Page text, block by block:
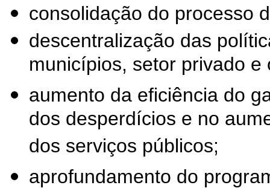
consolidação do processo
descentralização das
municípios, setor privado
aumento da eficiência do
dos desperdícios e no
dos serviços públicos;
aprofundamento do